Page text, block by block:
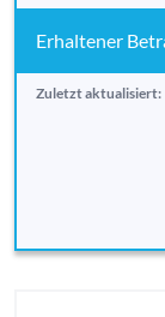
Zuletzt aktualisiert: